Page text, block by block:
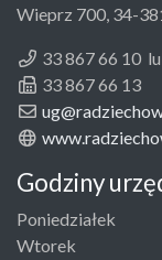
Wieprz 700, 34-
33 867 66 10
33 867 66 13
Godziny
Poniedziałek
Wtorek